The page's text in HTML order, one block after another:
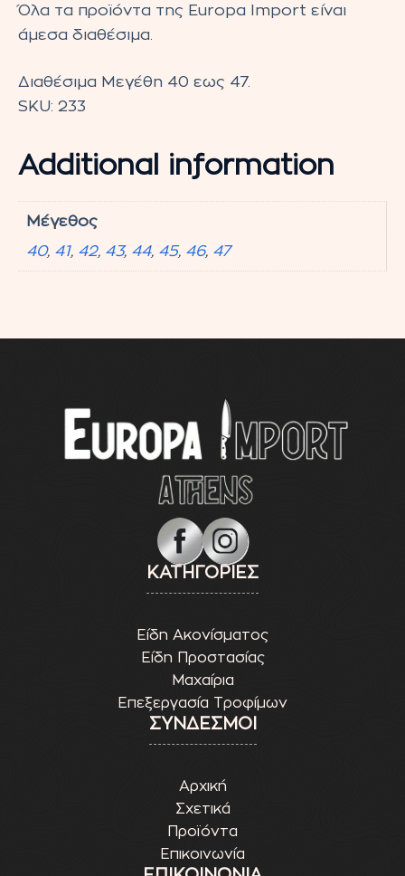
Όλα τα προϊόντα της Europa Import είναι
άμεσα διαθέσιμα.
Διαθέσιμα Μεγέθη 40 εως 47.
SKU: 233
Additional information
Μέγεθος
40, 41, 42, 43, 44, 45, 46, 47
ΚΑΤΗΓΟΡΙΕΣ
Είδη Ακονίσματος
Είδη Προστασίας
Μαχαίρια
Επεξεργασία Τροφίμων
ΣΥΝΔΕΣΜΟΙ
Αρχική
Σχετικά
Προϊόντα
Επικοινωνία